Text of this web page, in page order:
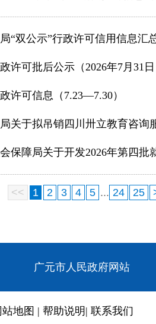
“双公示”行政许可信用信息汇
许可批后公示（2026年7月31日
许可信息（7.23—7.30）
关于拟吊销四川卅立教育咨询
保障局关于开发2026年第四批
<< 1 2 3 4 5 ... 24 25
广元市人民政府网站
站地图 | 帮助说明 | 联系我们